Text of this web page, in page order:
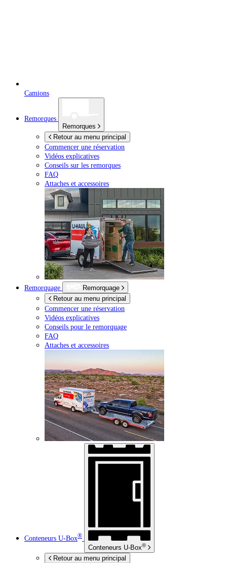
Camions
Remorques
Remorques
Retour au menu principal
Commencer une réservation
Vidéos explicatives
Conseils sur les remorques
FAQ
Attaches et accessoires
Remorquage
Remorquage
Retour au menu principal
Commencer une réservation
Vidéos explicatives
Conseils pour le remorquage
FAQ
Attaches et accessoires
Conteneurs U-Box®
Conteneurs U-Box®
Retour au menu principal